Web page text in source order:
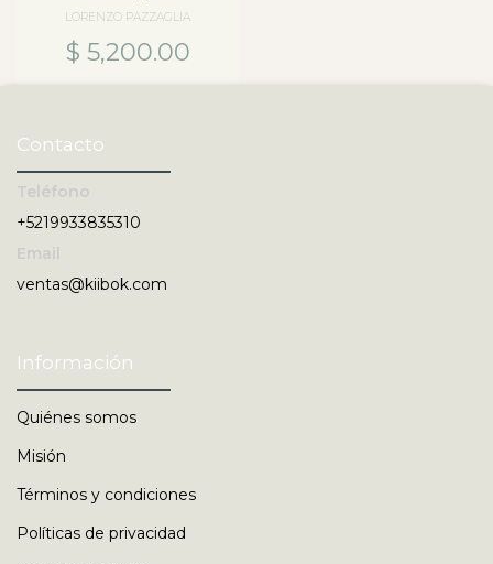
LORENZO PAZZAGLIA
$ 5,200.00
Contacto
+5219933835310
ventas@kiibok.com
Información
Quiénes somos
Misión
Términos y condiciones
Políticas de privacidad